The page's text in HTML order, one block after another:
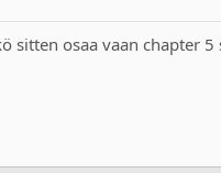
osaa vaan chapter